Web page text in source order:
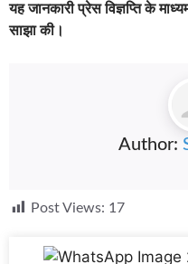
यह जानकारी प्रेस विज्ञप्ति के
साझा की।
Author:
Post Views: 17